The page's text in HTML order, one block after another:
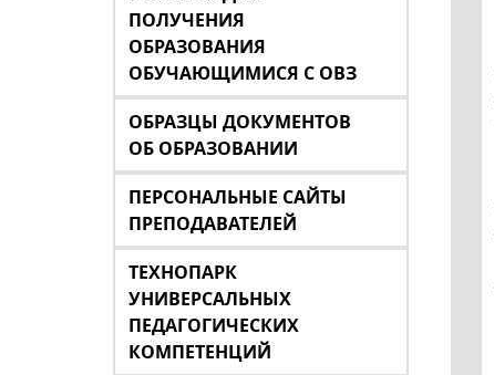
ПОЛУЧЕНИЯ
ОБРАЗОВАНИЯ
ОБУЧАЮЩИМИСЯ С ОВЗ
ОБРАЗЦЫ ДОКУМЕНТОВ
ОБ ОБРАЗОВАНИИ
ПЕРСОНАЛЬНЫЕ САЙТЫ
ПРЕПОДАВАТЕЛЕЙ
ТЕХНОПАРК
УНИВЕРСАЛЬНЫХ
ПЕДАГОГИЧЕСКИХ
КОМПЕТЕНЦИЙ